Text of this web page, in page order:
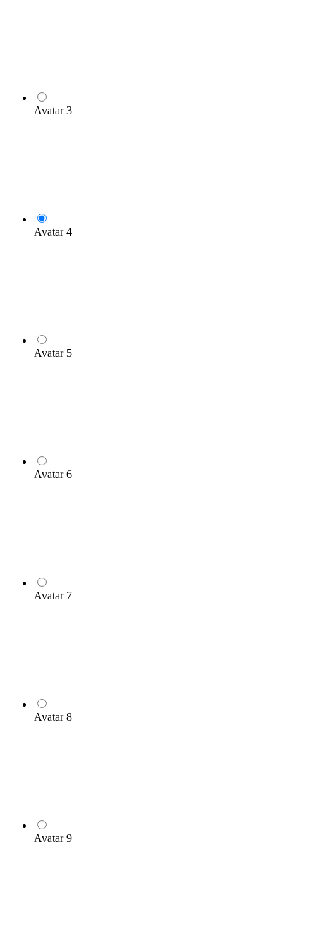
Avatar 3
Avatar 4
Avatar 5
Avatar 6
Avatar 7
Avatar 8
Avatar 9